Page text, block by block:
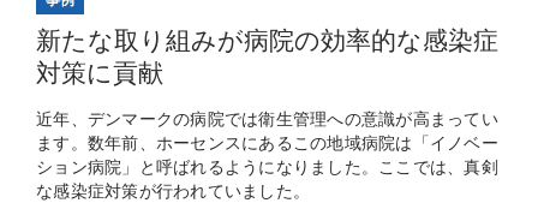
新たな取り組みが病院の効率的な感染症
対策に貢献
近年、デンマークの病院では衛生管理への意識が高まってい
ます。数年前、ホーセンスにあるこの地域病院は「イノベー
ション病院」と呼ばれるようになりました。ここでは、真剣
な感染症対策が行われていました。